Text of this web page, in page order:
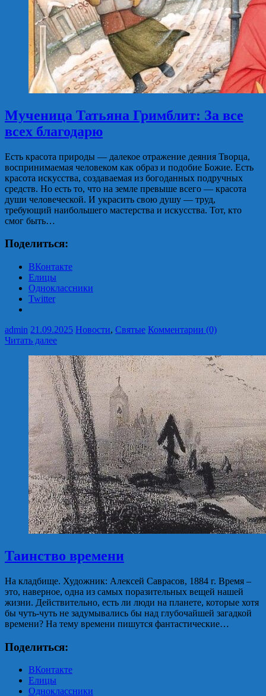
Мученица Татьяна Гримблит: За все
всех благодарю
Есть красота природы — далекое отражение деяния Творца,
воспринимаемая человеком как образ и подобие Божиe. Есть
красота искусства, создаваемая из богоданных подручных
средств. Но есть то, что на земле превыше всего — красота
души человеческой. И украсить свою душу — труд,
требующий наибольшего мастерства и искусства. Тот, кто
смог быть…
Поделиться:
ВКонтакте
Елицы
Одноклассники
Twitter
admin 21.09.2025 Новости, Святые Комментарии (0)
Читать далее
Таинство времени
На кладбище. Художник: Алексей Саврасов, 1884 г. Время –
это, наверное, одна из самых поразительных вещей нашей
жизни. Действительно, есть ли люди на планете, которые хотя
бы чуть-чуть не задумывались бы над глубочайшей загадкой
времени? На тему времени пишутся фантастические…
Поделиться:
ВКонтакте
Елицы
Одноклассники